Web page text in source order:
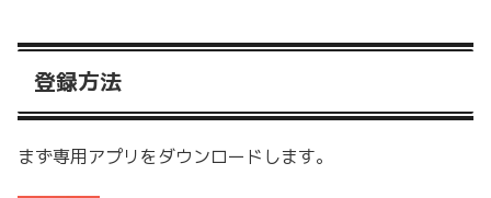
登録方法
まず専用アプリをダウンロードします。